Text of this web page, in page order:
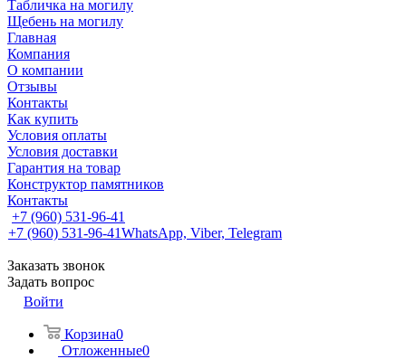
Табличка на могилу
Щебень на могилу
Главная
Компания
О компании
Отзывы
Контакты
Как купить
Условия оплаты
Условия доставки
Гарантия на товар
Конструктор памятников
Контакты
+7 (960) 531-96-41
+7 (960) 531-96-41WhatsApp, Viber, Telegram
Заказать звонок
Задать вопрос
Войти
Корзина0
Отложенные0